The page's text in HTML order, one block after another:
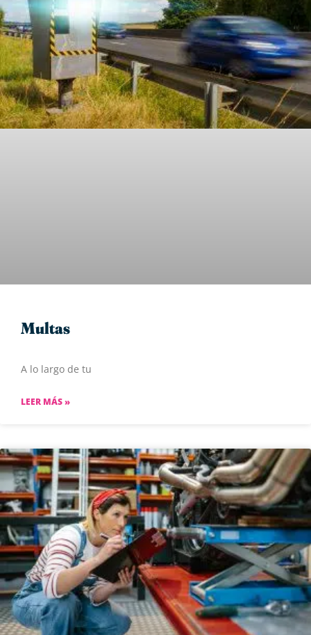
Multas
A lo largo de tu
LEER MÁS »